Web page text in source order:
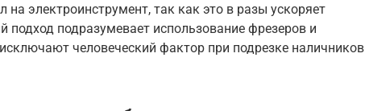
электроинструмент, так как это в разы ускоряет
подход подразумевает использование фрезеров и
человеческий фактор при подрезке наличников